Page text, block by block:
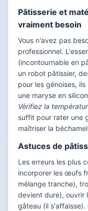
Pâtisserie et
vraiment besoin
Vous n'avez pas
professionnel.
(incontournable en
un robot pâtissier,
pour les génoises,
une maryse en
Vérifiez la
suffit pour rater une
maîtriser la
Astuces de
Les erreurs les plus
incorporer les œufs
mélange tranche),
devient dure), ouvrir
gâteau (il s'affaisse).